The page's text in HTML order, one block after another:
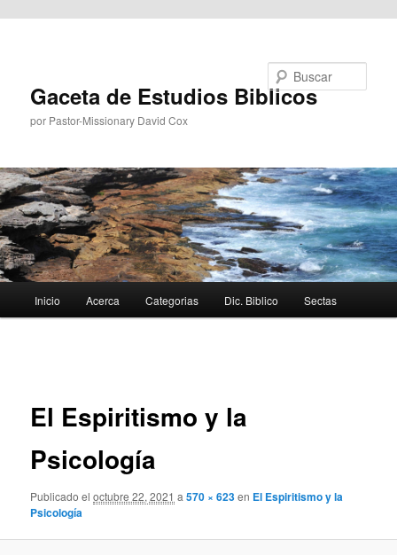
Gaceta de Estudios Biblicos
por Pastor-Missionary David Cox
principal
Inicio Acerca Categorias Dic. Biblico Sectas
El Espiritismo y la
Psicología
Publicado el octubre 22, 2021 a570 × 623en El Espiritismo y la
Psicología